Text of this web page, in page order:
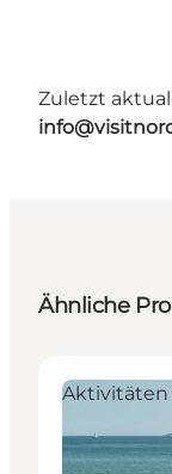
Zuletzt
Ähnliche
Aktivitäten